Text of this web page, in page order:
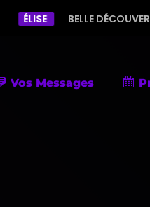
BELLE DÉCOUVERTE DE
Vos Messages